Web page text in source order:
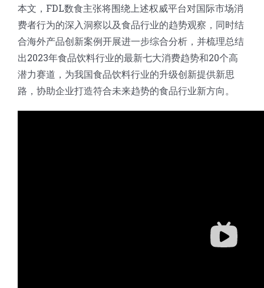
本文，FDL数食主张将围绕上述权威平台对国际市场消
费者行为的深入洞察以及食品行业的趋势观察，同时结
合海外产品创新案例开展进一步综合分析，并梳理总结
出2023年食品饮料行业的最新七大消费趋势和20个高
潜力赛道，为我国食品饮料行业的升级创新提供新思
路，协助企业打造符合未来趋势的食品行业新方向。